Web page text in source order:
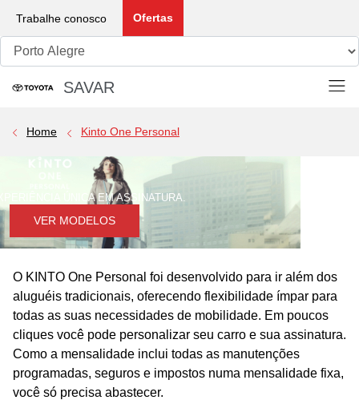
SAVAR
Porto Alegre Whatsapp:
Trabalhe conosco Ofertas
Home Kinto One Personal
ÚNICA EM ASSINATURA.
VER MODELOS
O KINTO One Personal foi desenvolvido para ir além dos
aluguéis tradicionais, oferecendo flexibilidade ímpar para
todas as suas necessidades de mobilidade. Em poucos
cliques você pode personalizar seu carro e sua assinatura.
Como a mensalidade inclui todas as manutenções
programadas, seguros e impostos numa mensalidade fixa,
você só precisa abastecer.